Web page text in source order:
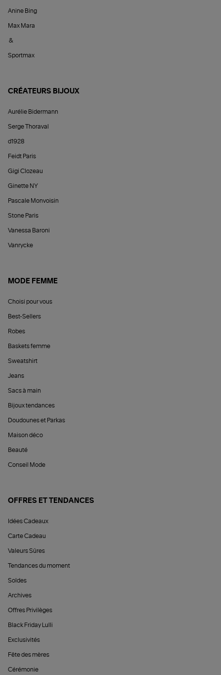
Anine Bing
Max Mara
&
Sportmax
CRÉATEURS BIJOUX
Aurélie Bidermann
Serge Thoraval
d1928
Feidt Paris
Gigi Clozeau
Ginette NY
Pascale Monvoisin
Stone Paris
Vanessa Baroni
Vanrycke
MODE FEMME
Choisi pour vous
Best-Sellers
Robes
Baskets femme
Sweatshirt
Jeans
Sacs à main
Bijoux tendances
Doudounes et Parkas
Maison déco
Beauté
Conseil Mode
OFFRES ET TENDANCES
Idées Cadeaux
Carte Cadeau
Valeurs Sûres
Tendances du moment
Soldes
Archives
Offres Privilèges
Black Friday Lulli
Exclusivités
Fête des mères
Cérémonie